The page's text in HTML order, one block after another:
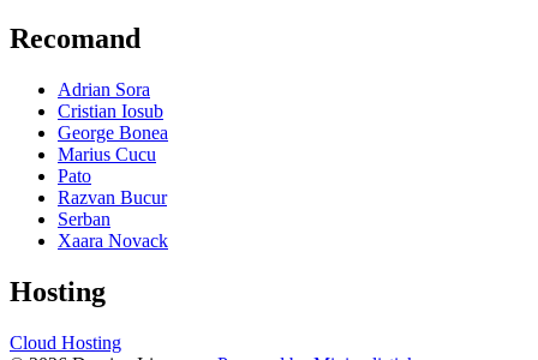
Recomand
Adrian Sora
Cristian Iosub
George Bonea
Marius Cucu
Pato
Razvan Bucur
Serban
Xaara Novack
Hosting
Cloud Hosting